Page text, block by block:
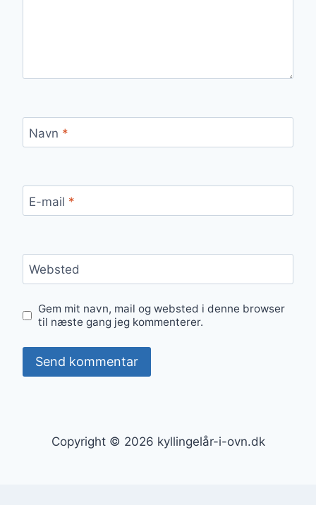
Navn *
E-mail *
Websted
Gem mit navn, mail og websted i denne browser
til næste gang jeg kommenterer.
Copyright © 2026 kyllingelår-i-ovn.dk